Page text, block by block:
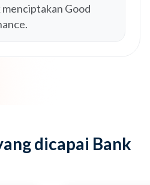
Good
dicapai Bank